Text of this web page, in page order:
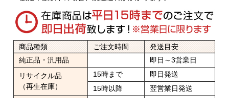
商品種類 ご注文時間
発送目安
純正品・汎用品
即日～3営業日
リサイクル品
（再生在庫）
15時まで
即日発送
15時以降
翌営業日発送